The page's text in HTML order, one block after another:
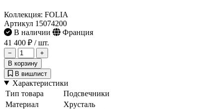
Коллекция: FOLIA
Артикул 15074200
В наличии
Франция
41 400 ₽ / шт.
−
+
В корзину
В вишлист
Характеристики
Тип товара
Подсвечники
Материал
Хрусталь